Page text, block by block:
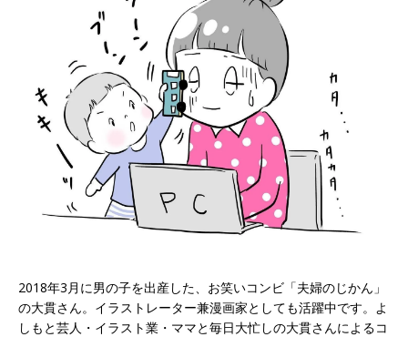
2018年3月に男の子を出産した、お笑いコンビ「夫婦のじかん」
の大貫さん。イラストレーター兼漫画家としても活躍中です。よ
しもと芸人・イラスト業・ママと毎日大忙しの大貫さんによるコ